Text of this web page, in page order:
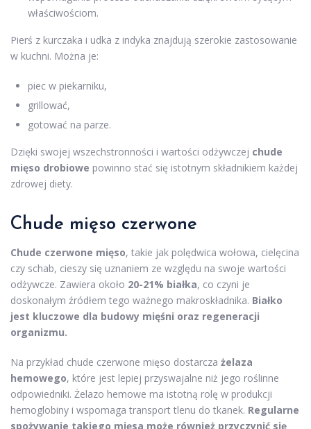
właściwościom.
Pierś z kurczaka i udka z indyka znajdują szerokie zastosowanie
w kuchni. Można je:
piec w piekarniku,
grillować,
gotować na parze.
Dzięki swojej wszechstronności i wartości odżywczej chude
mięso drobiowe powinno stać się istotnym składnikiem każdej
zdrowej diety.
Chude mięso czerwone
Chude czerwone mięso, takie jak polędwica wołowa, cielęcina
czy schab, cieszy się uznaniem ze względu na swoje wartości
odżywcze. Zawiera około 20-21% białka, co czyni je
doskonałym źródłem tego ważnego makroskładnika. Białko
jest kluczowe dla budowy mięśni oraz regeneracji
organizmu.
Na przykład chude czerwone mięso dostarcza żelaza
hemowego, które jest lepiej przyswajalne niż jego roślinne
odpowiedniki. Żelazo hemowe ma istotną rolę w produkcji
hemoglobiny i wspomaga transport tlenu do tkanek. Regularne
spożywanie takiego mięsa może również przyczynić się